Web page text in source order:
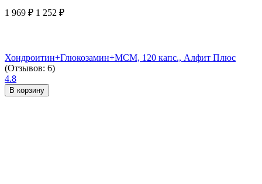
1 969 ₽ 1 252 ₽
Хондроитин+Глюкозамин+МСМ, 120 капс., Алфит Плюс
(Отзывов: 6)
4.8
В корзину